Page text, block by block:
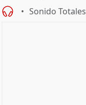
Sonido Totales